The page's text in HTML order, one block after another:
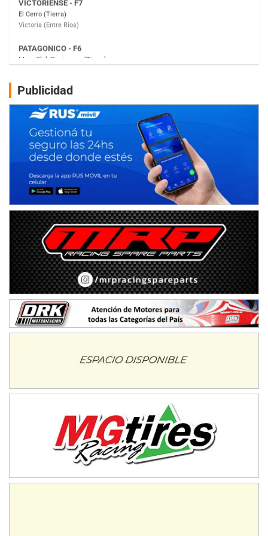
Moto Club Reginense (Tierra)
Gral. E. Godoy (Río Negro)
Juventud Unida (Tierra)
Humboldt (Santa Fe)
Ciudad de Avellaneda (Asfalto)
Avellaneda (Santa Fe)
SUR SANTAFESINO - F4
José Samuel Sánchez (Tierra)
Rufino (Santa Fe)
TUCUMANO - F5
Juan Navarro (Asfalto)
El Timbó (Tucumán)
COBERTURA ESPECIAL DE E-KART.COM.AR
08/09-AGO
IAME SERIES ARGENTINA 6
Ramiro Tot (Asfalto)
Baradero (Buenos Aires)
KDO - F6
Ciudad de Trenque Lauquen (Asfalto)
Trenque Lauquen (Buenos Aires)
Villaguay (Entre Ríos)
VICTORIENSE - F7
PATAGONICO - F6
Moto Club Reginense (Tierra)
Gral. E. Godoy (Río Negro)
CSK - F7
Publicidad